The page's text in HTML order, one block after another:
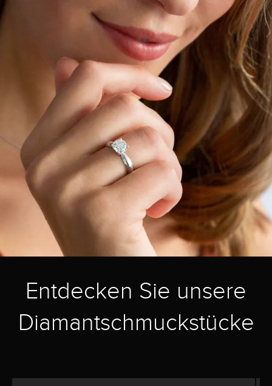
Entdecken Sie unsere
Diamantschmuckstücke